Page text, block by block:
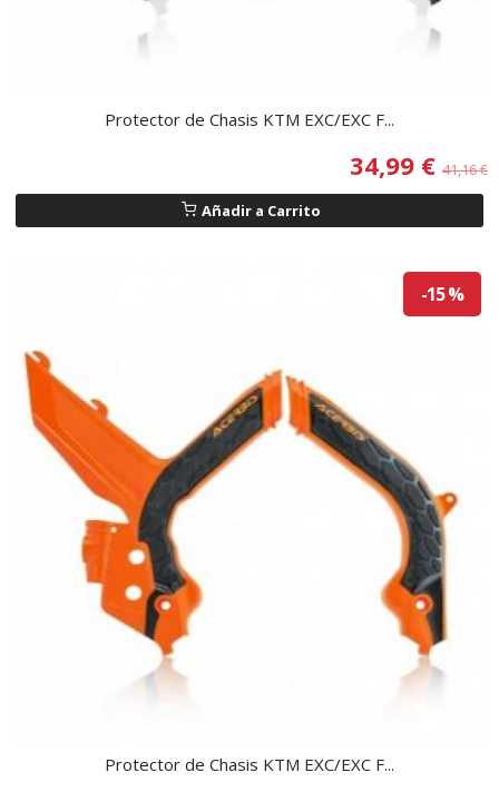
Protector de Chasis KTM EXC/EXC F...
34,99 € 41,16 €
Añadir a Carrito
-15 %
Protector de Chasis KTM EXC/EXC F...